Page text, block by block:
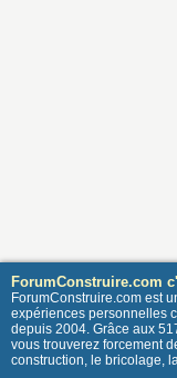
ForumConstruire.com
ForumConstruire.com est
expériences personnelles
depuis 2004. Grâce aux
vous trouverez forcement
construction, le bricolage,